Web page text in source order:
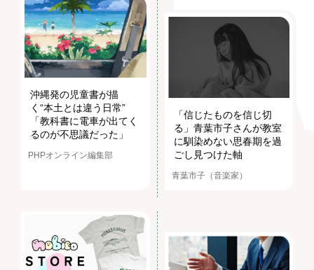
沖縄発の児童書が描
く“本土とは違う日常”
「教科書に電車が出てく
るのが不思議だった」
PHPオンライン編集部
「信じたものを信じ切
る」青葉市子さんが教室
に馴染めない思春期を過
ごし見つけた軸
青葉市子（音楽家）